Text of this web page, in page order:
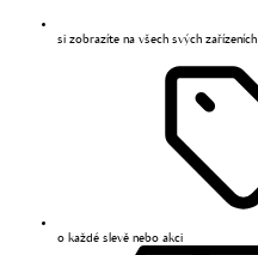
si zobrazíte na všech svých zařízeních
o každé slevě nebo akci